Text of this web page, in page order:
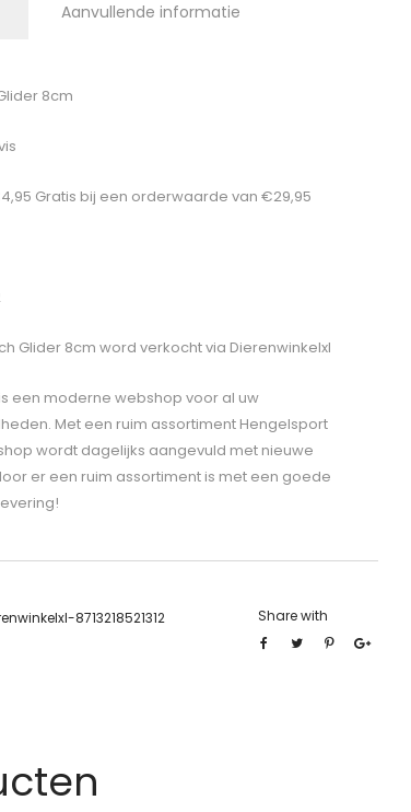
Aanvullende informatie
8cm
Gratis bij een orderwaarde van €29,95
Glider 8cm word verkocht via Dierenwinkelxl
een moderne webshop voor al uw
Met een ruim assortiment Hengelsport
wordt dagelijks aangevuld met nieuwe
er een ruim assortiment is met een goede
8713218521312
Share with